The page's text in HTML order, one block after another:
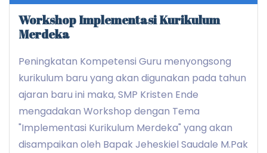
Workshop Implementasi Kurikulum
Merdeka
Peningkatan Kompetensi Guru menyongsong
kurikulum baru yang akan digunakan pada tahun
ajaran baru ini maka, SMP Kristen Ende
mengadakan Workshop dengan Tema
"Implementasi Kurikulum Merdeka" yang akan
disampaikan oleh Bapak Jeheskiel Saudale M.Pak